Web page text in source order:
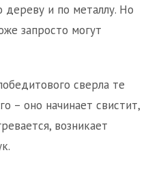
дереву и по металлу. Но
запросто могут
сверла те
– оно начинает свистит,
возникает